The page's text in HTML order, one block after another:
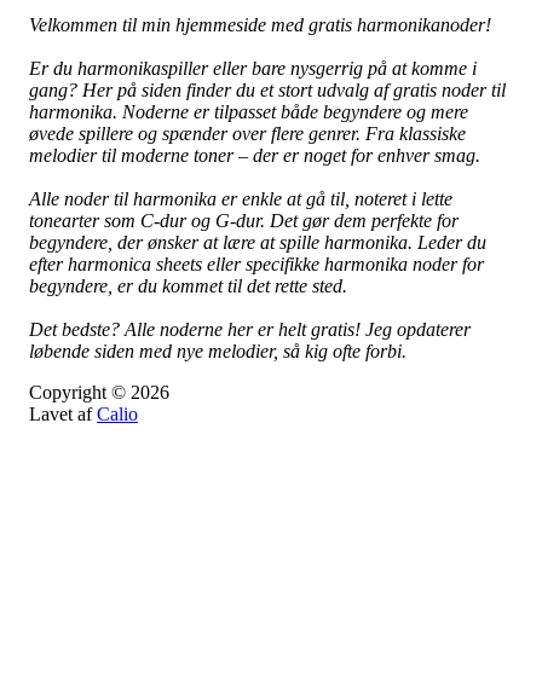
Velkommen til min hjemmeside med gratis harmonikanoder!
Er du harmonikaspiller eller bare nysgerrig på at komme i
gang? Her på siden finder du et stort udvalg af gratis noder til
harmonika. Noderne er tilpasset både begyndere og mere
øvede spillere og spænder over flere genrer. Fra klassiske
melodier til moderne toner – der er noget for enhver smag.
Alle noder til harmonika er enkle at gå til, noteret i lette
tonearter som C-dur og G-dur. Det gør dem perfekte for
begyndere, der ønsker at lære at spille harmonika. Leder du
efter harmonica sheets eller specifikke harmonika noder for
begyndere, er du kommet til det rette sted.
Det bedste? Alle noderne her er helt gratis! Jeg opdaterer
løbende siden med nye melodier, så kig ofte forbi.
Copyright © 2026
Lavet afCalio